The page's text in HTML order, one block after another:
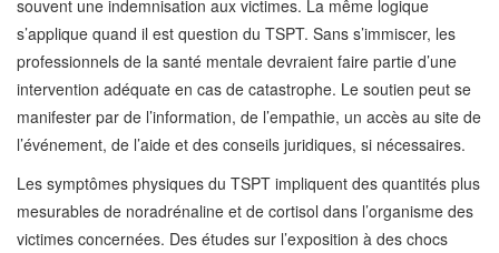
souvent une indemnisation aux victimes. La même logique
s’applique quand il est question du TSPT. Sans s’immiscer, les
professionnels de la santé mentale devraient faire partie d’une
intervention adéquate en cas de catastrophe. Le soutien peut se
manifester par de l’information, de l’empathie, un accès au site de
l’événement, de l’aide et des conseils juridiques, si nécessaires.
Les symptômes physiques du TSPT impliquent des quantités plus
mesurables de noradrénaline et de cortisol dans l’organisme des
victimes concernées. Des études sur l’exposition à des chocs